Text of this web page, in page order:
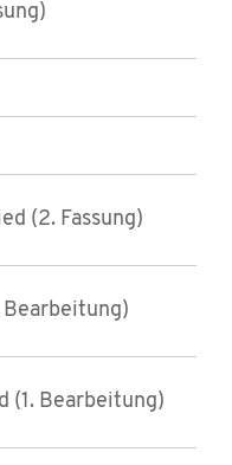
(2. Fassung)
Bearbeitung)
(1. Bearbeitung)